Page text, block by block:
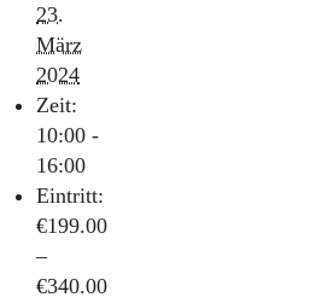
23.
März
2024
Zeit:
10:00 -
16:00
Eintritt:
€199.00
–
€340.00